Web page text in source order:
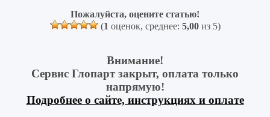
Пожалуйста, оцените статью!
(1 оценок, среднее: 5,00из 5)
Внимание!
Сервис Глопарт закрыт, оплата только
напрямую!
Подробнее о сайте, инструкциях и оплате